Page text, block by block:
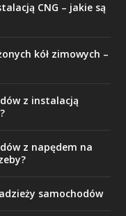
CNG – jakie są
kół zimowych –
z instalacją
z napędem na
samochodów